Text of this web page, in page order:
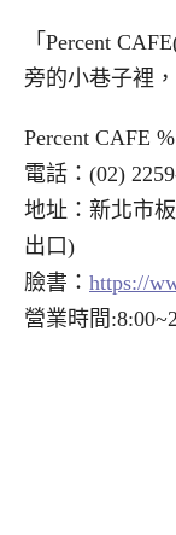
「Percent
旁的小巷子裡
Percent CAFE %
電話：(02)
地址：新北市
出口)
臉書： https://
營業時間